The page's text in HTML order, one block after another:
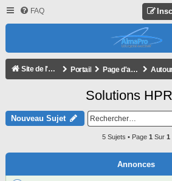
FAQ
Site de l'association Portail Page d'accueil du forum
Solutions
Nouveau Sujet
5 Sujets • Page 1 Sur 1
Annonces